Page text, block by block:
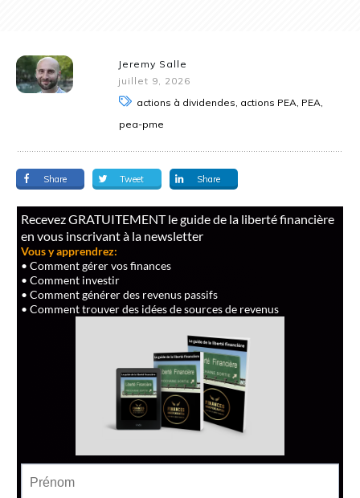
Jeremy Salle
juillet 9, 2026
actions à dividendes, actions PEA, PEA,
pea-pme
Share Tweet Share